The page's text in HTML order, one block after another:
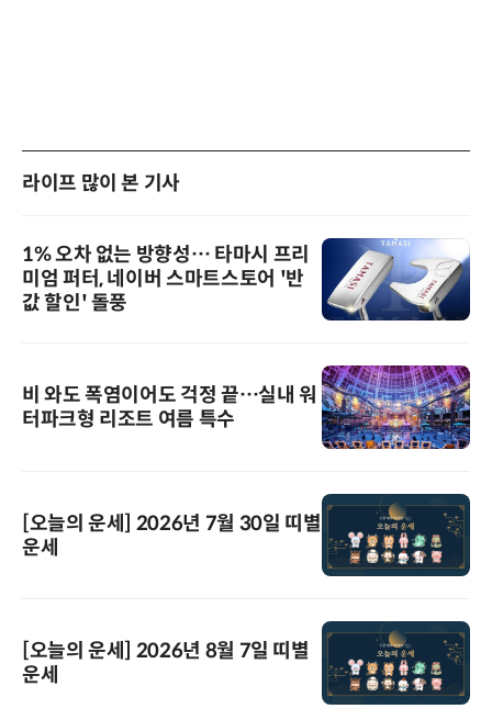
라이프 많이 본 기사
1% 오차 없는 방향성… 타마시 프리
미엄 퍼터, 네이버 스마트스토어 '반
값 할인' 돌풍
비 와도 폭염이어도 걱정 끝…실내 워
터파크형 리조트 여름 특수
[오늘의 운세] 2026년 7월 30일 띠별
운세
[오늘의 운세] 2026년 8월 7일 띠별
운세